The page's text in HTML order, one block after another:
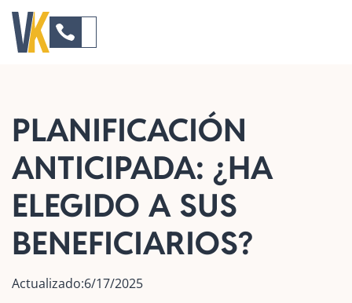
PLANIFICACIÓN
ANTICIPADA: ¿HA
ELEGIDO A SUS
BENEFICIARIOS?
Actualizado:6/17/2025